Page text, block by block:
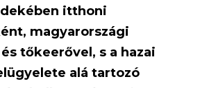
itthoni
magyarországi
tőkeerővel, s a hazai
alá tartozó